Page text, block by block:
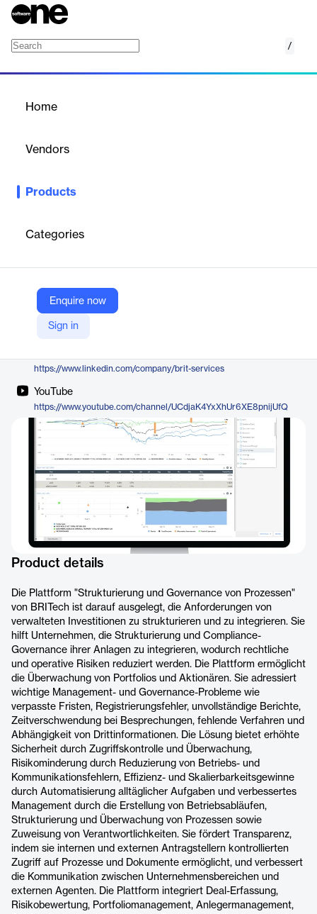
/
Home
Vendors
Products
Categories
Enquire now
Sign in
Eine Plattform zur Strukturierung und Integration von
operative Risiken reduziert.
BRITech
Company Website
https://britech.global/estruturacao-e-governanca/
https://www.linkedin.com/company/brit-services
YouTube
https://www.youtube.com/channel/UCdjaK4YxXhUr6XE8pnijUfQ
Product details
Die Plattform "Strukturierung und Governance von Prozessen"
von BRITech ist darauf ausgelegt, die Anforderungen von
verwalteten Investitionen zu strukturieren und zu integrieren. Sie
hilft Unternehmen, die Strukturierung und Compliance-
Governance ihrer Anlagen zu integrieren, wodurch rechtliche
und operative Risiken reduziert werden. Die Plattform ermöglicht
die Überwachung von Portfolios und Aktionären. Sie adressiert
wichtige Management- und Governance-Probleme wie
verpasste Fristen, Registrierungsfehler, unvollständige Berichte,
Zeitverschwendung bei Besprechungen, fehlende Verfahren und
Abhängigkeit von Drittinformationen. Die Lösung bietet erhöhte
Sicherheit durch Zugriffskontrolle und Überwachung,
Risikominderung durch Reduzierung von Betriebs- und
Kommunikationsfehlern, Effizienz- und Skalierbarkeitsgewinne
durch Automatisierung alltäglicher Aufgaben und verbessertes
Management durch die Erstellung von Betriebsabläufen,
Strukturierung und Überwachung von Prozessen sowie
Zuweisung von Verantwortlichkeiten. Sie fördert Transparenz,
indem sie internen und externen Antragstellern kontrollierten
Zugriff auf Prozesse und Dokumente ermöglicht, und verbessert
die Kommunikation zwischen Unternehmensbereichen und
externen Agenten. Die Plattform integriert Deal-Erfassung,
Risikobewertung, Portfoliomanagement, Anlegermanagement,